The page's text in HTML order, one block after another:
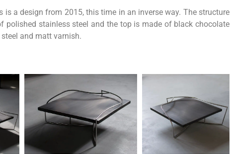
is a design from 2015, this time in an inverse way. The structure
polished stainless steel and the top is made of black chocolate
and matt varnish.